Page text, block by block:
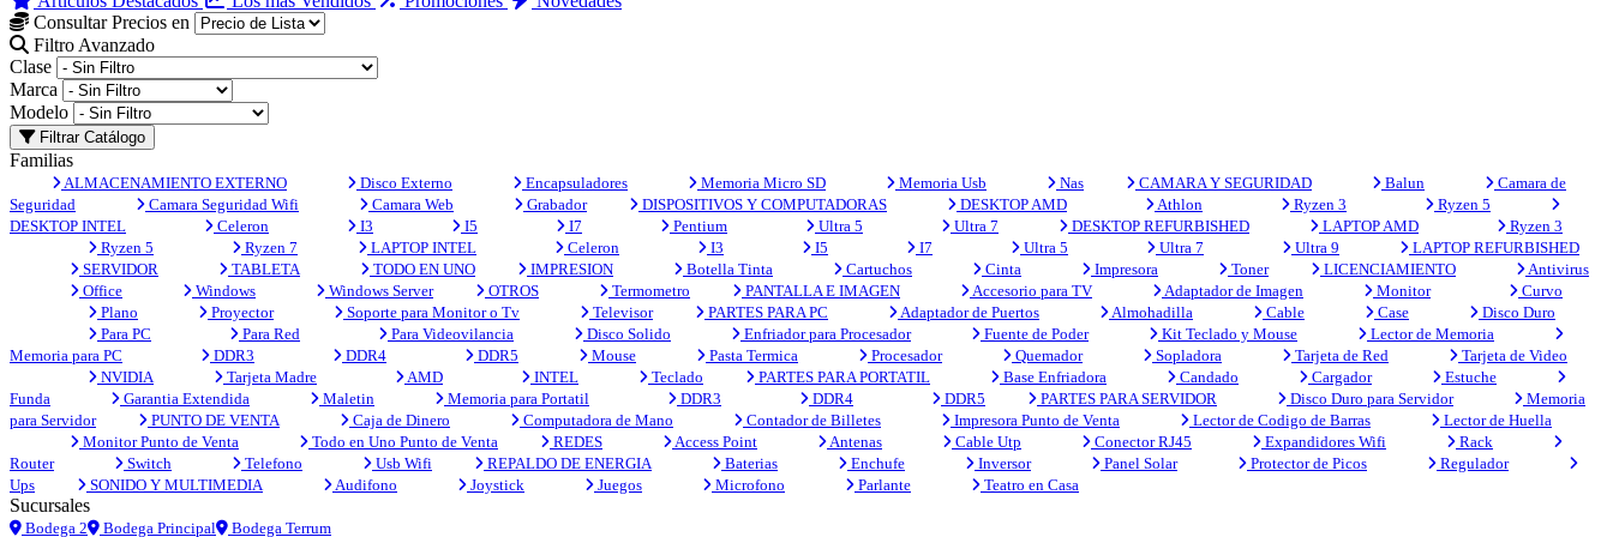
Consultar Precios en
Filtro Avanzado
Clase
Marca
Modelo
Filtrar Catálogo
Familias
ALMACENAMIENTO EXTERNO Disco Externo Encapsuladores Memoria Micro SD Memoria Usb Nas CAMARA Y SEGURIDAD Balun
Camara de
Seguridad
Camara Seguridad Wifi Camara Web Grabador DISPOSITIVOS Y COMPUTADORAS DESKTOP AMD Athlon Ryzen 3
Ryzen 5
DESKTOP INTEL
Celeron I3 I5 I7 Pentium Ultra 5 Ultra 7 DESKTOP REFURBISHED LAPTOP AMD
Ryzen 3
Ryzen 5
Ryzen 7 LAPTOP INTEL Celeron I3 I5 I7 Ultra 5 Ultra 7 Ultra 9
LAPTOP REFURBISHED
SERVIDOR
TABLETA TODO EN UNO IMPRESION Botella Tinta Cartuchos Cinta Impresora Toner LICENCIAMIENTO
Antivirus
Office
Windows Windows Server OTROS Termometro PANTALLA E IMAGEN Accesorio para TV Adaptador de Imagen Monitor
Curvo
Plano
Proyector Soporte para Monitor o Tv Televisor PARTES PARA PC Adaptador de Puertos Almohadilla Cable Case
Disco Duro
Para PC
Para Red Para Videovilancia Disco Solido Enfriador para Procesador Fuente de Poder Kit Teclado y Mouse
Lector de Memoria
Memoria para PC
DDR3 DDR4 DDR5 Mouse Pasta Termica Procesador Quemador Sopladora Tarjeta de Red
Tarjeta de Video
NVIDIA
Tarjeta Madre AMD INTEL Teclado PARTES PARA PORTATIL Base Enfriadora Candado Cargador
Estuche
Funda
Garantia Extendida Maletin Memoria para Portatil DDR3 DDR4 DDR5 PARTES PARA SERVIDOR Disco Duro para Servidor
Memoria
para Servidor
PUNTO DE VENTA Caja de Dinero Computadora de Mano Contador de Billetes Impresora Punto de Venta Lector de Codigo de Barras
Lector de Huella
Monitor Punto de Venta
Todo en Uno Punto de Venta REDES Access Point Antenas Cable Utp Conector RJ45 Expandidores Wifi
Rack
Router
Switch Telefono Usb Wifi REPALDO DE ENERGIA Baterias Enchufe Inversor Panel Solar Protector de Picos
Regulador
Ups
SONIDO Y MULTIMEDIA Audifono Joystick Juegos Microfono Parlante Teatro en Casa
Sucursales
Bodega 2 Bodega Principal Bodega Terrum